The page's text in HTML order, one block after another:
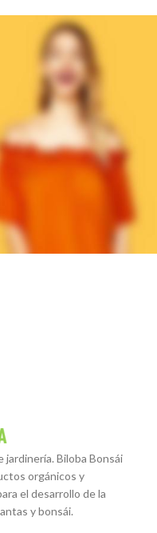
Biloba Bonsái
orgánicos y
el desarrollo de la
y bonsái.